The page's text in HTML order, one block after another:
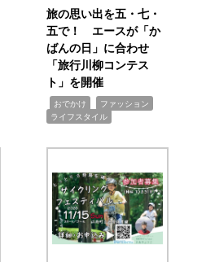
旅の思い出を五・七・
五で！ エースが「か
ばんの日」に合わせ
「旅行川柳コンテス
ト」を開催
おでかけ ファッション
ライフスタイル